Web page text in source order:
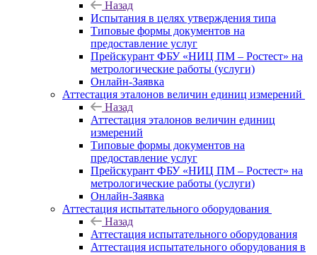
Назад
Испытания в целях утверждения типа
Типовые формы документов на
предоставление услуг
Прейскурант ФБУ «НИЦ ПМ – Ростест» на
метрологические работы (услуги)
Онлайн-Заявка
Аттестация эталонов величин единиц измерений
Назад
Аттестация эталонов величин единиц
измерений
Типовые формы документов на
предоставление услуг
Прейскурант ФБУ «НИЦ ПМ – Ростест» на
метрологические работы (услуги)
Онлайн-Заявка
Аттестация испытательного оборудования
Назад
Аттестация испытательного оборудования
Аттестация испытательного оборудования в